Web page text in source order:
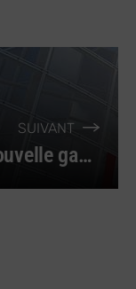
SUIVANT
Nouvelle gamme professionnelle pour le lavage des véhicules